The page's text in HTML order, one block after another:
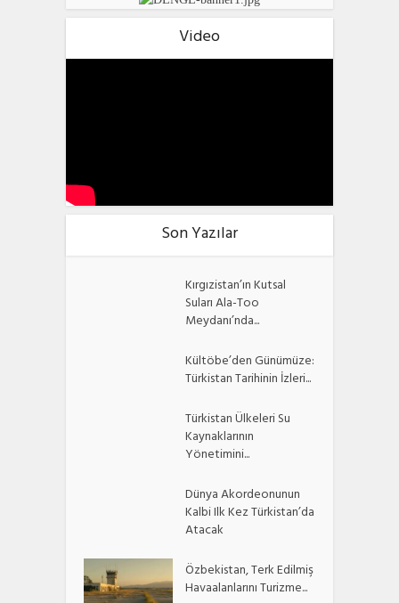
Video
Son Yazılar
Kırgızistan’ın Kutsal
Suları Ala-Too
Meydanı’nda...
Kültöbe’den Günümüze:
Türkistan Tarihinin İzleri...
Türkistan Ülkeleri Su
Kaynaklarının
Yönetimini...
Dünya Akordeonunun
Kalbi Ilk Kez Türkistan’da
Atacak
Özbekistan, Terk Edilmiş
Havaalanlarını Turizme...